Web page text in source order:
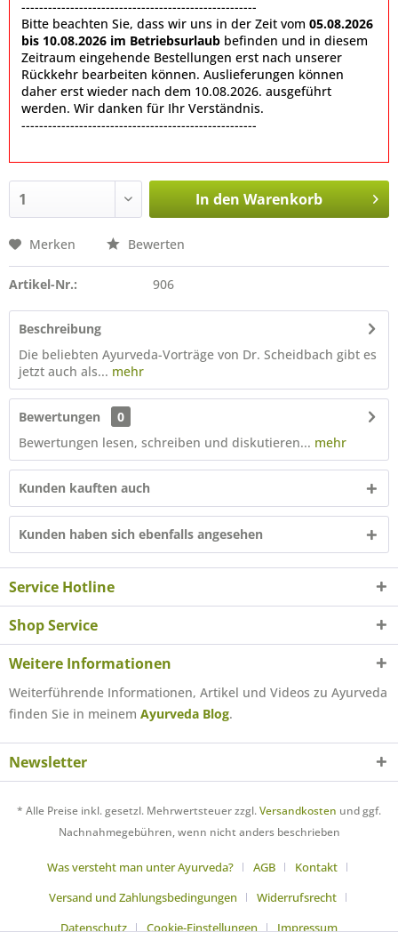
-----------------------------------------------------
Bitte beachten Sie, dass wir uns in der Zeit vom 05.08.2026
bis 10.08.2026 im Betriebsurlaub befinden und in diesem
Zeitraum eingehende Bestellungen erst nach unserer
Rückkehr bearbeiten können. Auslieferungen können
daher erst wieder nach dem 10.08.2026. ausgeführt
werden. Wir danken für Ihr Verständnis.
-----------------------------------------------------
In den Warenkorb
Merken Bewerten
Artikel-Nr.: 906
Beschreibung
Die beliebten Ayurveda-Vorträge von Dr. Scheidbach gibt es
jetzt auch als... mehr
Bewertungen
0
Bewertungen lesen, schreiben und diskutieren... mehr
Kunden kauften auch
Kunden haben sich ebenfalls angesehen
Service Hotline
Shop Service
Weitere Informationen
Weiterführende Informationen, Artikel und Videos zu Ayurveda
finden Sie in meinem Ayurveda Blog.
Newsletter
* Alle Preise inkl. gesetzl. Mehrwertsteuer zzgl.Versandkosten und ggf.
Nachnahmegebühren, wenn nicht anders beschrieben
Was versteht man unter Ayurveda? AGB
Kontakt
Versand und Zahlungsbedingungen
Widerrufsrecht
Datenschutz
Cookie-Einstellungen Impressum